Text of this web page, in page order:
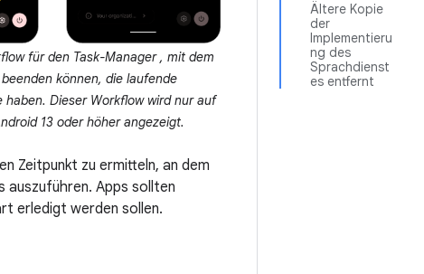
Ältere Kopie
der
Implementieru
ng des
Sprachdienst
es entfernt
für den Task-Manager , mit dem
können, die laufende
haben. Dieser Workflow wird nur auf
13 oder höher angezeigt.
Zeitpunkt zu ermitteln, an dem
Apps sollten
erledigt werden sollen.